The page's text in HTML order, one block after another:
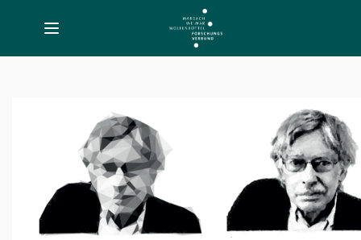
Toggle
navigation
Friedrich
Digitals